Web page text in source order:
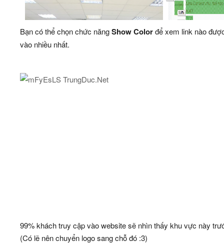
Bạn có thể chọn chức năngShow Colorđể xem link nào
vào nhiều nhất.
99% khách truy cập vào website sẽ nhìn thấy khu vực này
(Có lẽ nên chuyển logo sang chỗ đó :3)